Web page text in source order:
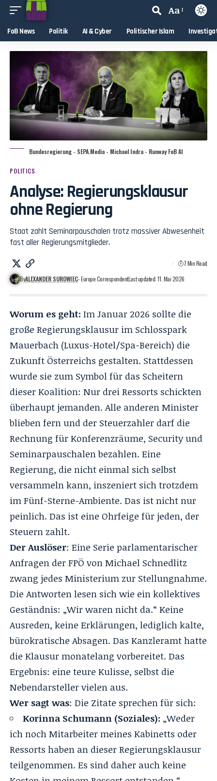
Aa
FoB News Politik AI & Cyber Politischer Islam
Bundesregierung - SEPA.Media - Michael Indra - Runway FoB AI
POLITICS
Analyse: Regierungsklausur
ohne Regierung
Staat zahlt Seminarpauschalen trotz massiver Abwesenheit
fast aller Regierungsmitglieder.
ByALEXANDER SUROWIEC- Europe CorrespondentLast updated: 11. Mai 2026
7 Min Read
Worum es geht: Im Januar 2026 sollte die
große Regierungsklausur im Schlosspark
Mauerbach (Luxus-Hotel/Spa-Bereich) die
Zukunft Österreichs gestalten. Stattdessen
wurde sie zum Symbol für das Scheitern
dieser Koalition: Nur drei Ressorts schickten
überhaupt jemanden. Alle anderen Minister
blieben fern und der Steuerzahler darf die
Rechnung für Konferenzräume, Security und
Seminarpauschalen bezahlen. Eine
Regierung, die nicht einmal sich selbst
versammeln kann, inszeniert sich trotzdem
im Fünf-Sterne-Ambiente. Das ist nicht nur
peinlich. Das ist eine Ohrfeige für jeden, der
Steuern zahlt.
Der Auslöser: Eine Serie parlamentarischer
Anfragen der FPÖ von Michael Schnedlitz
zwang jedes Ministerium zur Stellungnahme.
Die Antworten lesen sich wie ein kollektives
Geständnis: „Wir waren nicht da.“ Keine
Ausreden, keine Erklärungen, lediglich kalte,
bürokratische Absagen. Das Kanzleramt hatte
die Klausur monatelang vorbereitet. Das
Ergebnis: eine teure Kulisse, selbst die
Nebendarsteller vielen aus.
Wer sagt was: Die Zitate sprechen für sich:
Korinna Schumann (Soziales): „Weder
ich noch Mitarbeiter meines Kabinetts oder
Ressorts haben an dieser Regierungsklausur
teilgenommen. Es sind daher auch keine